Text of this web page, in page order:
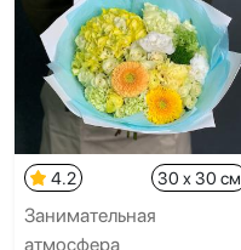
4.2 30 x 30 см
Занимательная
атмосфера